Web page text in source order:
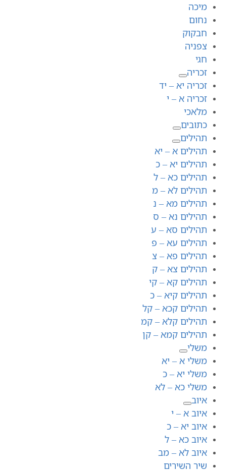
מיכה
נחום
חבקוק
צפניה
חגי
זכריה
זכריה יא – יד
זכריה א – י
מלאכי
כתובים
תהילים
תהילים א – יא
תהילים יא – כ
תהילים כא – ל
תהילים לא – מ
תהילים מא – נ
תהילים נא – ס
תהילים סא – ע
תהילים עא – פ
תהילים פא – צ
תהילים צא – ק
תהילים קא – קי
תהילים קיא – כ
תהילים קכא – קל
תהילים קלא – קמ
תהילים קמא – קן
משלי
משלי א – יא
משלי יא – כ
משלי כא – לא
איוב
איוב א – י
איוב יא – כ
איוב כא – ל
איוב לא – מב
שיר השירים